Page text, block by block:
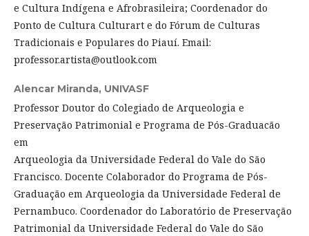
e Cultura Indígena e Afrobrasileira; Coordenador do
Ponto de Cultura Culturart e do Fórum de Culturas
Tradicionais e Populares do Piauí. Email:
professor.artista@outlook.com
Alencar Miranda, UNIVASF
Professor Doutor do Colegiado de Arqueologia e
Preservação Patrimonial e Programa de Pós-Graduacão
em
Arqueologia da Universidade Federal do Vale do São
Francisco. Docente Colaborador do Programa de Pós-
Graduação em Arqueologia da Universidade Federal de
Pernambuco. Coordenador do Laboratório de Preservação
Patrimonial da Universidade Federal do Vale do São